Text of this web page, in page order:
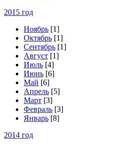
2015 год
Ноябрь [1]
Октябрь [1]
Сентябрь [1]
Август [1]
Июль [4]
Июнь [6]
Май [6]
Апрель [5]
Март [3]
Февраль [3]
Январь [8]
2014 год